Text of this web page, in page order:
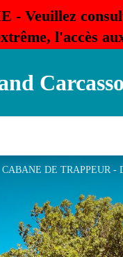
- Veuillez
l'accès